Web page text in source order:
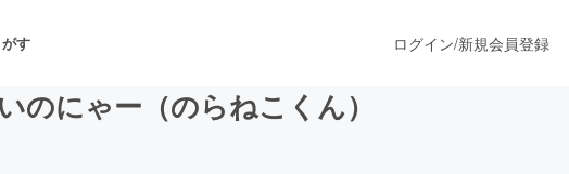
す ログイン/新規会員登録
のにゃー（のらねこくん）